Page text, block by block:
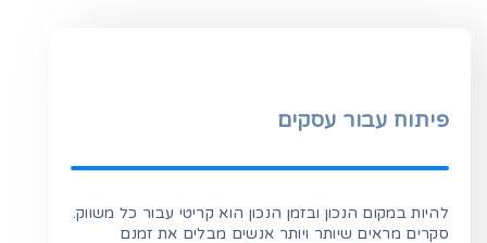
פיתוח עבור עסקים
להיות במקום הנכון ובזמן הנכון הוא קריטי עבור כל משווק.
סקרים מראים שיותר ויותר אנשים מבלים את זמנם